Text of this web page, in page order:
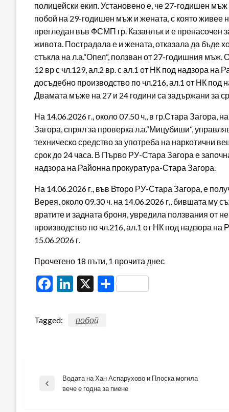
полицейски екип. Установено е, че 27-годишен
побой на 29-годишен мъж и жената, с която
прегледан във ФСМП гр. Казанлък и е пренасочен
живота. Пострадала е и жената, отказала да бъде
стъкла на л.а.“Опел“, ползван от 27-годишния
12 вр с чл.129, ал.2 вр. с ал.1 от НК под надзора
досъдебно производство по чл.216, ал.1 от НК под
Двамата мъже на 27 и 24 години са задържани за
На 14.06.2026 г., около 07.50 ч., в гр.Стара Загора,
Загора, спрял за проверка л.а.“Мицубиши“,
техническо средство за употреба на наркотични
срок до 24 часа. В Първо РУ-Стара Загора е
надзора на Районна прокуратура-Стара Загора.
На 14.06.2026 г., във Второ РУ-Стара Загора, е
Верея, около 09.30 ч. на 14.06.2026 г., бившата му
вратите и задната броня, увредила ползвания от
производство по чл.216, ал.1 от НК под надзора
15.06.2026 г.
Прочетено 18 пъти, 1 прочита днес
Facebook
LinkedIn
X Share
Tagged: побой
Навигация
Previous
Водата на Хан Аспарухово и Плоска могила
вече е годна за пиене